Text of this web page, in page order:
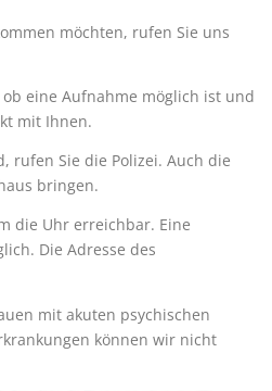
möchten, rufen Sie uns
eine Aufnahme möglich ist und
mit Ihnen.
rufen Sie die Polizei. Auch die
bringen.
die Uhr erreichbar. Eine
Die Adresse des
mit akuten psychischen
können wir nicht